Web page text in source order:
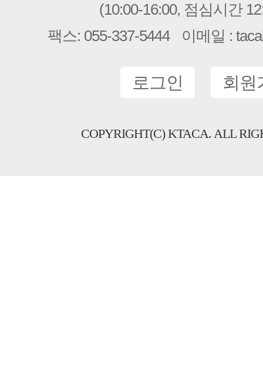
(10:00-16:00, 점심시간
팩스: 055-337-5444
이메일 :
로그인 회원
COPYRIGHT(C) KTACA. ALL